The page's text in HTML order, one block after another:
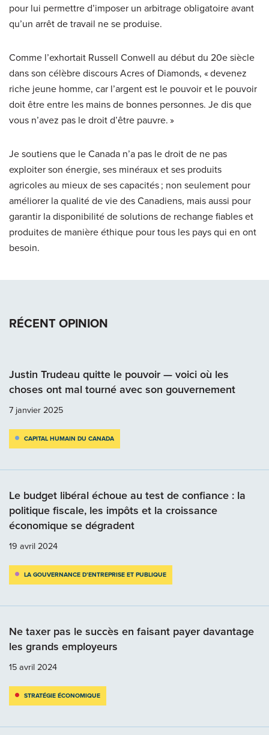
pour lui permettre d’imposer un arbitrage obligatoire avant
qu’un arrêt de travail ne se produise.
Comme l’exhortait Russell Conwell au début du 20e siècle
dans son célèbre discours Acres of Diamonds, « devenez
riche jeune homme, car l’argent est le pouvoir et le pouvoir
doit être entre les mains de bonnes personnes. Je dis que
vous n’avez pas le droit d’être pauvre. »
Je soutiens que le Canada n’a pas le droit de ne pas
exploiter son énergie, ses minéraux et ses produits
agricoles au mieux de ses capacités ; non seulement pour
améliorer la qualité de vie des Canadiens, mais aussi pour
garantir la disponibilité de solutions de rechange fiables et
produites de manière éthique pour tous les pays qui en ont
besoin.
RÉCENT OPINION
Justin Trudeau quitte le pouvoir — voici où les
choses ont mal tourné avec son gouvernement
7 janvier 2025
CAPITAL HUMAIN DU CANADA
Le budget libéral échoue au test de confiance : la
politique fiscale, les impôts et la croissance
économique se dégradent
19 avril 2024
LA GOUVERNANCE D’ENTREPRISE ET PUBLIQUE
Ne taxer pas le succès en faisant payer davantage
les grands employeurs
15 avril 2024
STRATÉGIE ÉCONOMIQUE